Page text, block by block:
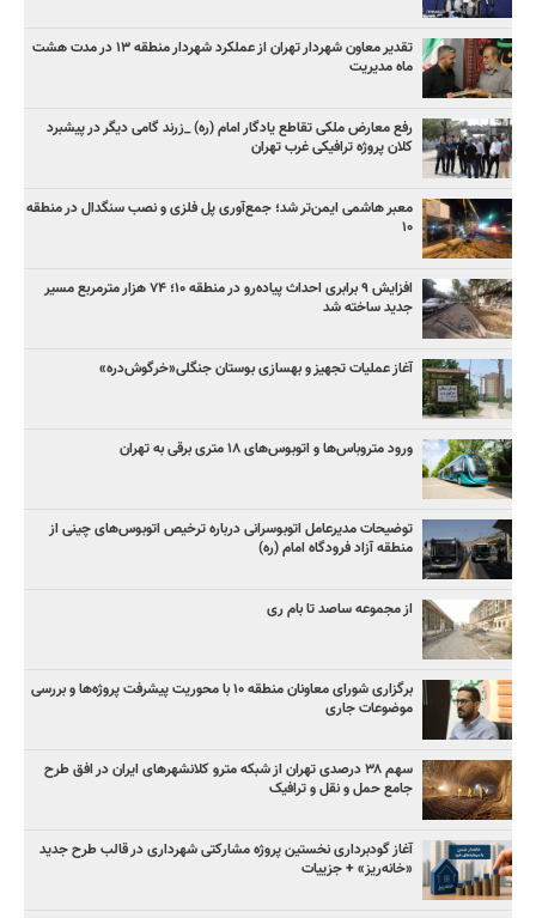
تقدیر معاون شهردار تهران از عملکرد شهردار منطقه ۱۳ در مدت هشت
ماه مدیریت
رفع معارض ملکی تقاطع یادگار امام (ره) _زرند گامی دیگر در پیشبرد
کلان پروژه‌ ترافیکی غرب تهران
معبر هاشمی ایمن‌تر شد؛ جمع‌آوری پل فلزی و نصب سنگدال در منطقه
۱۰
افزایش ۹ برابری احداث پیاده‌رو در منطقه ۱۰؛ ۷۴ هزار مترمربع مسیر
جدید ساخته شد
آغاز عملیات تجهیز و بهسازی بوستان جنگلی«خرگوش‌دره»
ورود متروباس‌ها و اتوبوس‌های ۱۸ متری برقی به تهران
توضیحات مدیرعامل اتوبوسرانی درباره ترخیص اتوبوس‌های چینی از
منطقه آزاد فرودگاه امام (ره)
از مجموعه ساصد تا بام ری
برگزاری شورای معاونان منطقه ۱۰ با محوریت پیشرفت پروژه‌ها و بررسی
موضوعات جاری
سهم ۳۸ درصدی تهران از شبکه مترو کلانشهرهای ایران در افق طرح
جامع حمل و نقل و ترافیک
آغاز گودبرداری نخستین پروژه مشارکتی شهرداری در قالب طرح جدید
«خانه‌ریز» + جزییات